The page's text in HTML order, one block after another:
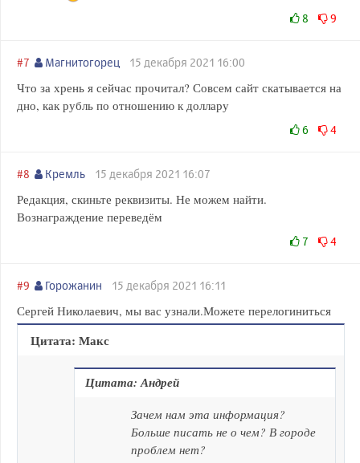
8 9
#7 Магнитогорец 15 декабря 2021 16:00
Что за хрень я сейчас прочитал? Совсем сайт скатывается на
дно, как рубль по отношению к доллару
6 4
#8 Кремль 15 декабря 2021 16:07
Редакция, скиньте реквизиты. Не можем найти.
Вознаграждение переведём
7 4
#9 Горожанин 15 декабря 2021 16:11
Сергей Николаевич, мы вас узнали.Можете перелогиниться
Цитата: Макс
Цитата: Андрей
Зачем нам эта информация?
Больше писать не о чем? В городе
проблем нет?